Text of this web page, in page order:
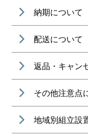
納期について
配送について
返品・キャン
その他注意点
地域別組立設